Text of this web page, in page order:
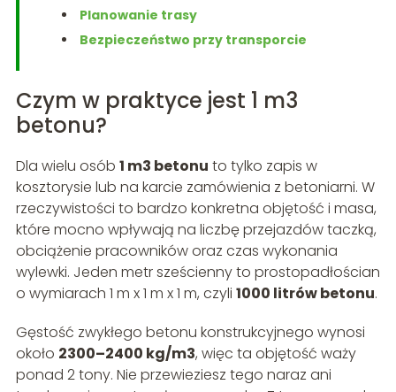
Planowanie trasy
Bezpieczeństwo przy transporcie
Czym w praktyce jest 1 m3
betonu?
Dla wielu osób 1 m3 betonu to tylko zapis w
kosztorysie lub na karcie zamówienia z betoniarni. W
rzeczywistości to bardzo konkretna objętość i masa,
które mocno wpływają na liczbę przejazdów taczką,
obciążenie pracowników oraz czas wykonania
wylewki. Jeden metr sześcienny to prostopadłościan
o wymiarach 1 m x 1 m x 1 m, czyli 1000 litrów betonu.
Gęstość zwykłego betonu konstrukcyjnego wynosi
około 2300–2400 kg/m3, więc ta objętość waży
ponad 2 tony. Nie przewieziesz tego naraz ani